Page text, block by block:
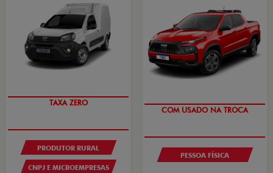
TAXA ZERO
PRODUTOR RURAL
CNPJ E MICROEMPRESAS
COM USADO NA TROCA
PESSOA FÍSICA